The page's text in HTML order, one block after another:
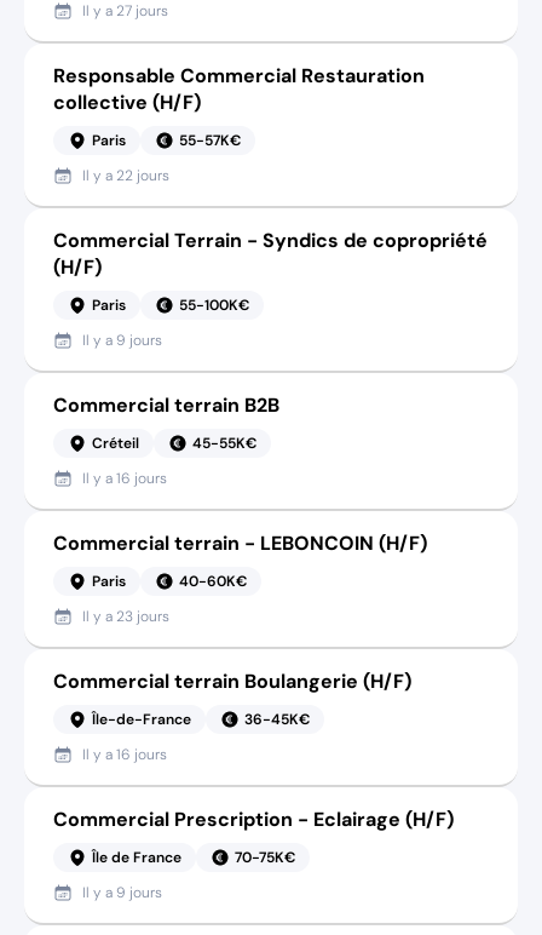
Il y a 27 jours
Responsable Commercial Restauration
collective (H/F)
Paris
55-57K€
Il y a 22 jours
Commercial Terrain - Syndics de copropriété
(H/F)
Paris
55-100K€
Il y a 9 jours
Commercial terrain B2B
Créteil
45-55K€
Il y a16 jours
Commercial terrain - LEBONCOIN (H/F)
Paris
40-60K€
Il y a 23 jours
Commercial terrain Boulangerie (H/F)
Île-de-France
36-45K€
Il y a16 jours
Commercial Prescription - Eclairage (H/F)
Île de France
70-75K€
Il y a 9 jours